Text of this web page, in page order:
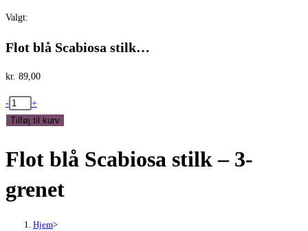
Valgt:
Flot blå Scabiosa stilk…
kr. 89,00
Flot
blå
stilk
3-
-
+
Tilføj til kurv
Flot blå Scabiosa stilk – 3-
grenet
Hjem>